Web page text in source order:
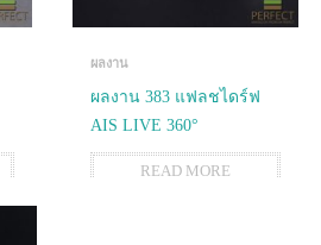
ผลงาน
ผลงาน 383 แฟลชไดร์ฟ
AIS LIVE 360°
READ MORE